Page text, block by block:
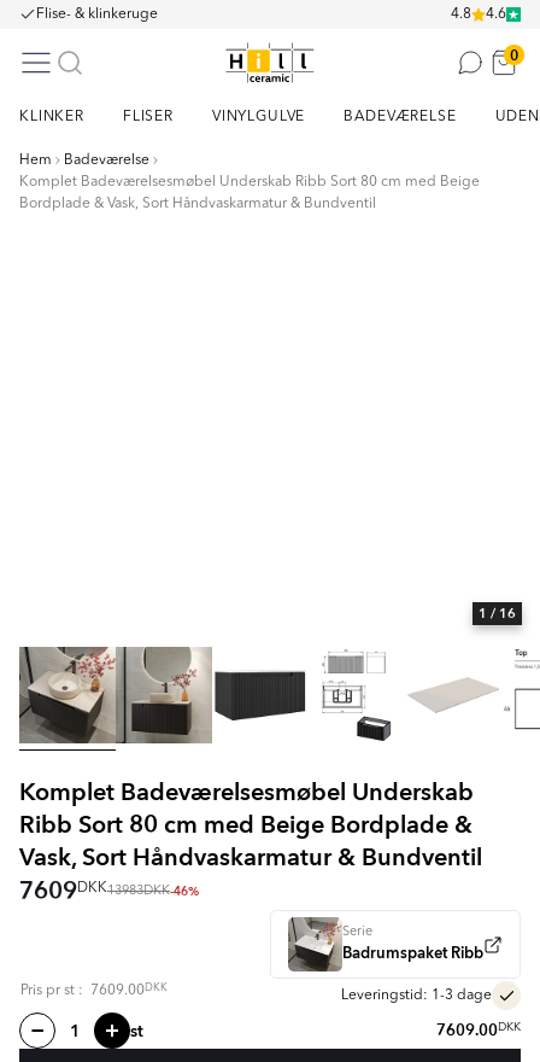
Flise- & klinkeruge 4.8 4.6
0
KLINKER FLISER VINYLGULVE BADEVÆRELSE
Hem
Badeværelse
Komplet Badeværelsesmøbel Underskab Ribb Sort 80 cm med Beige
Bordplade & Vask, Sort Håndvaskarmatur & Bundventil
1 / 16
Komplet Badeværelsesmøbel Underskab
Ribb Sort 80 cm med Beige Bordplade &
Vask, Sort Håndvaskarmatur & Bundventil
7609DKK13983DKK-46%
Serie
Badrumspaket Ribb
Pris pr st : 7609.00DKK
Leveringstid: 1-3 dage
st 7609.00DKK